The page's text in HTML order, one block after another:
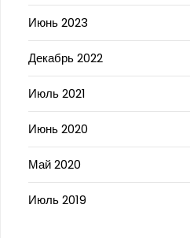
Июнь 2023
Декабрь 2022
Июль 2021
Июнь 2020
Май 2020
Июль 2019